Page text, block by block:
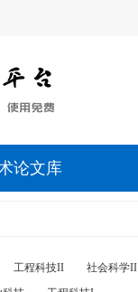
论文库
工程科技II 社会科学II